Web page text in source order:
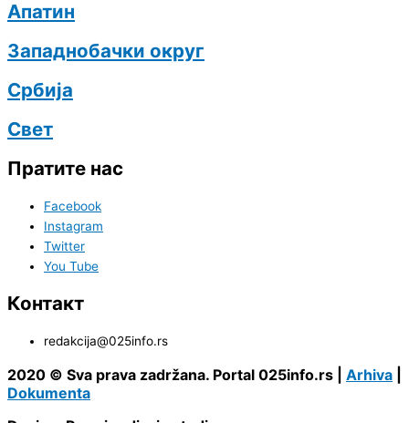
Апатин
Западнобачки округ
Србија
Свет
Пратите нас
Facebook
Instagram
Twitter
You Tube
Контакт
redakcija@025info.rs
2020 © Sva prava zadržana. Portal 025info.rs | Arhiva
Dokumenta